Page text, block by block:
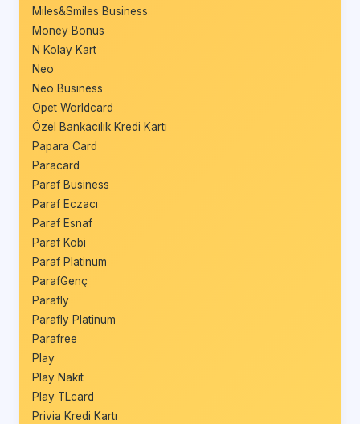
Miles&Smiles Business
Money Bonus
N Kolay Kart
Neo
Neo Business
Opet Worldcard
Özel Bankacılık Kredi Kartı
Papara Card
Paracard
Paraf Business
Paraf Eczacı
Paraf Esnaf
Paraf Kobi
Paraf Platinum
ParafGenç
Parafly
Parafly Platinum
Parafree
Play
Play Nakit
Play TLcard
Privia Kredi Kartı